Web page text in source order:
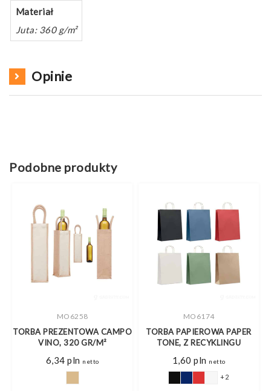
Materiał
Juta: 360 g/m²
Opinie
Podobne produkty
MO6258
TORBA PREZENTOWA CAMPO
VINO, 320 GR/M²
6,34 pln netto
MO6174
TORBA PAPIEROWA PAPER
TONE, Z RECYKLINGU
1,60 pln netto
+2